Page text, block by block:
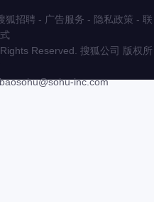
狐招聘 - 广告服务 - 隐私政策 - 联
Reserved. 搜狐公司 版权所
inc.com